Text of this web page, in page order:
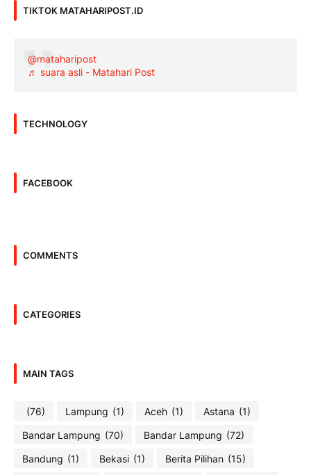
TIKTOK MATAHARIPOST.ID
@mataharipost
♬ suara asli - Matahari Post
TECHNOLOGY
FACEBOOK
COMMENTS
CATEGORIES
MAIN TAGS
(76) Lampung (1) Aceh (1) Astana (1)
Bandar Lampung (70) Bandar Lampung (72)
Bandung (1) Bekasi (1) Berita Pilihan (15)